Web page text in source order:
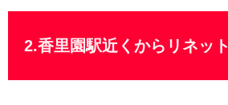
2.香里園駅近くからリネット